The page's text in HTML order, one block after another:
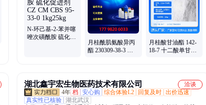
N-环己基-2-苯并噻
唑次磺酰胺 硫化促
月桂酰肌氨酸异丙
酯 230309-38-3 含
月桂酸甘油酯 142-
18-7 十二酸单甘油
湖北鑫宇宏生物医药技术有限公司
洽谈
4年 档 安心购 综合体验L2 回复及时 出价迅速
真实性已核验 湖北武汉